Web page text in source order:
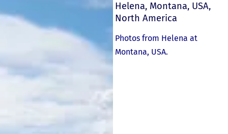
Helena, Montana, USA,
North America
Photos from Helena at
Montana, USA.